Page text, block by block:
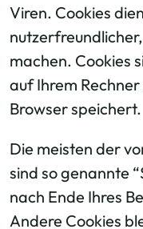
Viren. Cookies
machen. Cookies
auf Ihrem
Browser speichert.
Die meisten der
sind so genannte
nach Ende Ihres
Andere Cookies